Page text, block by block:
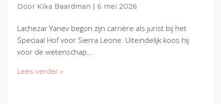
Door Kika Baardman 6 mei 2026
Lachezar Yanev begon zijn carrière als jurist bij het
Speciaal Hof voor Sierra Leone. Uiteindelijk koos hij
voor de wetenschap…
Lees verder »